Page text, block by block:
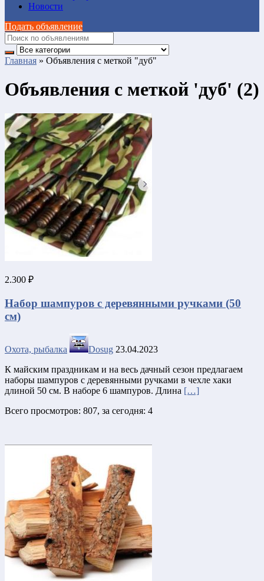
Новости
Подать объявление
Главная » Объявления с меткой "дуб"
Объявления с меткой 'дуб' (2)
2.300 ₽
Набор шампуров с деревянными ручками (50
см)
Охота, рыбалка Dosug 23.04.2023
К майским праздникам и на весь дачный сезон предлагаем
наборы шампуров с деревянными ручками в чехле хаки
длиной 50 см. В наборе 6 шампуров. Длина […]
Всего просмотров: 807, за сегодня: 4